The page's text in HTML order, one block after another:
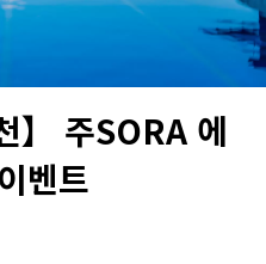
】 주SORA 에
벤트